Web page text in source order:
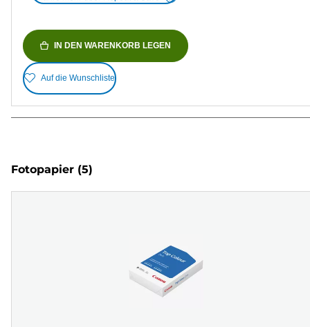
IN DEN WARENKORB LEGEN
Auf die Wunschliste
Fotopapier (5)